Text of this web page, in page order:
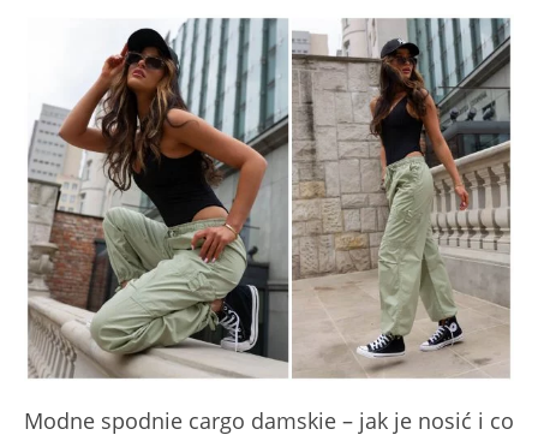
Modne spodnie cargo damskie – jak je nosić i co